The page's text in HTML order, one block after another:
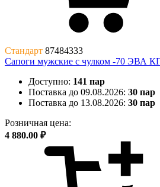
Стандарт 87484333
Сапоги мужские с чулком -70 ЭВА
Доступно: 141 пар
Поставка до 09.08.2026: 30 пар
Поставка до 13.08.2026: 30 пар
Розничная цена:
4 880.00 ₽